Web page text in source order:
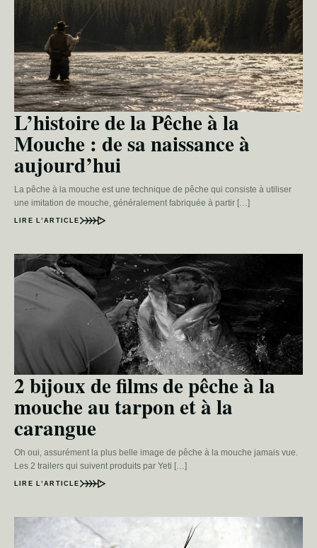
L’histoire de la Pêche à la
Mouche : de sa naissance à
aujourd’hui
La pêche à la mouche est une technique de pêche qui consiste à utiliser
une imitation de mouche, généralement fabriquée à partir […]
LIRE L’ARTICLE
2 bijoux de films de pêche à la
mouche au tarpon et à la
carangue
Oh oui, assurément la plus belle image de pêche à la mouche jamais vue.
Les 2 trailers qui suivent produits par Yeti […]
LIRE L’ARTICLE